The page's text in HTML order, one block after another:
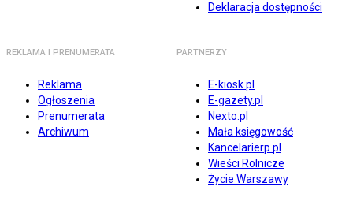
Deklaracja dostępności
REKLAMA I PRENUMERATA
Reklama
Ogłoszenia
Prenumerata
Archiwum
PARTNERZY
E-kiosk.pl
E-gazety.pl
Nexto.pl
Mała księgowość
Kancelarierp.pl
Wieści Rolnicze
Życie Warszawy